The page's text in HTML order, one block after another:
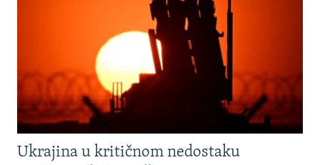
Ukrajina u kritičnom nedostaku